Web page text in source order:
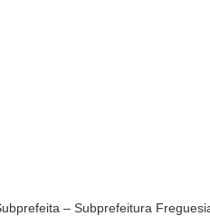
– Subprefeitura